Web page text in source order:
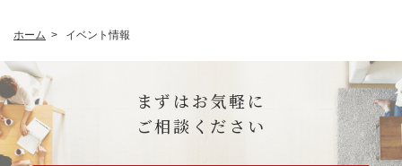
ホーム イベント情報
まずはお気軽に
ご相談ください